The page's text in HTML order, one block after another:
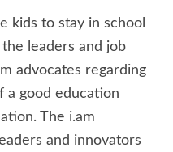
kids to stay in school
leaders and job
advocates regarding
a good education
The i.am
and innovators